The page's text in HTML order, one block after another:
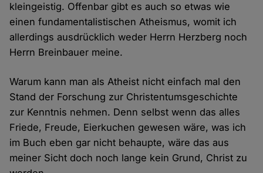
kleingeistig. Offenbar gibt es auch so etwas wie
einen fundamentalistischen Atheismus, womit ich
allerdings ausdrücklich weder Herrn Herzberg noch
Herrn Breinbauer meine.
Warum kann man als Atheist nicht einfach mal den
Stand der Forschung zur Christentumsgeschichte
zur Kenntnis nehmen. Denn selbst wenn das alles
Friede, Freude, Eierkuchen gewesen wäre, was ich
im Buch eben gar nicht behaupte, wäre das aus
meiner Sicht doch noch lange kein Grund, Christ zu